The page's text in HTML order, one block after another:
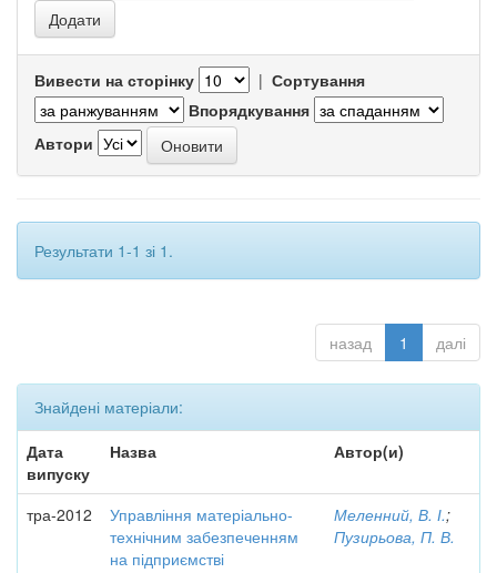
Вивести на сторінку | Сортування
Впорядкування
Автори
Результати 1-1 зі 1.
назад 1 далі
Знайдені матеріали:
Дата
випуску
Назва Автор(и)
тра-2012
Управління матеріально-
технічним забезпеченням
на підприємстві
Меленний, В. І.;
Пузирьова, П. В.